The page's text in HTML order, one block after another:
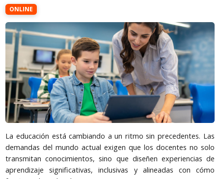
ONLINE
La educación está cambiando a un ritmo sin precedentes. Las
demandas del mundo actual exigen que los docentes no solo
transmitan conocimientos, sino que diseñen experiencias de
aprendizaje significativas, inclusivas y alineadas con cómo